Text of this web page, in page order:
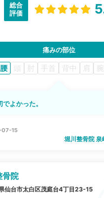
総合
評価
痛みの部位
腰 頭 肘 手首 背中 肩 腕
よかった。
07-15
堀川整骨院 泉
骨院
仙台市太白区茂庭台4丁目23-15